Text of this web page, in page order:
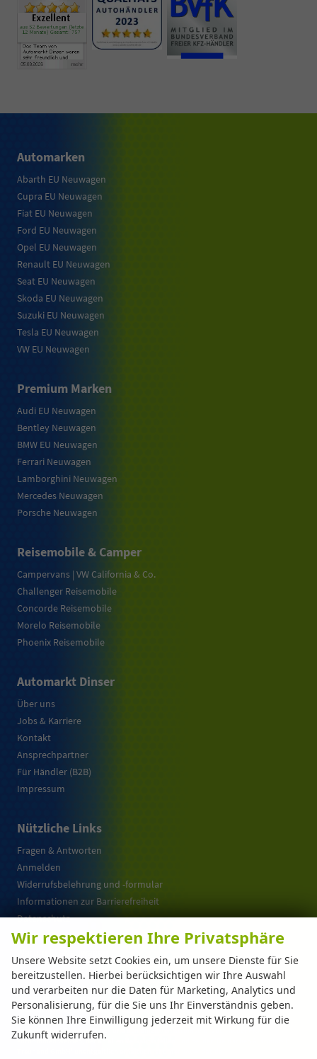
Automarken
Abarth EU Neuwagen
Cupra EU Neuwagen
Fiat EU Neuwagen
Ford EU Neuwagen
Opel EU Neuwagen
Renault EU Neuwagen
Seat EU Neuwagen
Skoda EU Neuwagen
Suzuki EU Neuwagen
Tesla EU Neuwagen
VW EU Neuwagen
Premium Marken
Audi EU Neuwagen
Bentley Neuwagen
BMW EU Neuwagen
Ferrari Neuwagen
Lamborghini Neuwagen
Mercedes Neuwagen
Porsche Neuwagen
Reisemobile & Camper
Campervans | VW California & Co.
Challenger Reisemobile
Concorde Reisemobile
Morelo Reisemobile
Phoenix Reisemobile
Automarkt Dinser
Über uns
Jobs & Karriere
Kontakt
Ansprechpartner
Für Händler (B2B)
Impressum
Nützliche Links
Fragen & Antworten
Anmelden
Widerrufsbelehrung und -formular
Informationen zur Barrierefreiheit
Datenschutz
Cookie-Einstellungen
Weitere Informationen zum offiziellen Kraftstoffverbrauch und zu den offiziellen
spezifischen CO 2 -Emissionen und gegebenenfalls zum Stromverbrauch neuer PKW
können dem 'Leitfaden über den offiziellen Kraftstoffverbrauch, die offiziellen
spezifischen CO 2
-Emissionen und den offiziellen Stromverbrauch neuer PKW'
entnommen werden, der an allen Verkaufsstellen und bei der 'Deutschen Automobil
Wir respektieren Ihre Privatsphäre
Unsere Website setzt Cookies ein, um unsere Dienste für Sie
bereitzustellen. Hierbei berücksichtigen wir Ihre Auswahl
und verarbeiten nur die Daten für Marketing, Analytics und
Personalisierung, für die Sie uns Ihr Einverständnis geben.
Sie können Ihre Einwilligung jederzeit mit Wirkung für die
Zukunft widerrufen.